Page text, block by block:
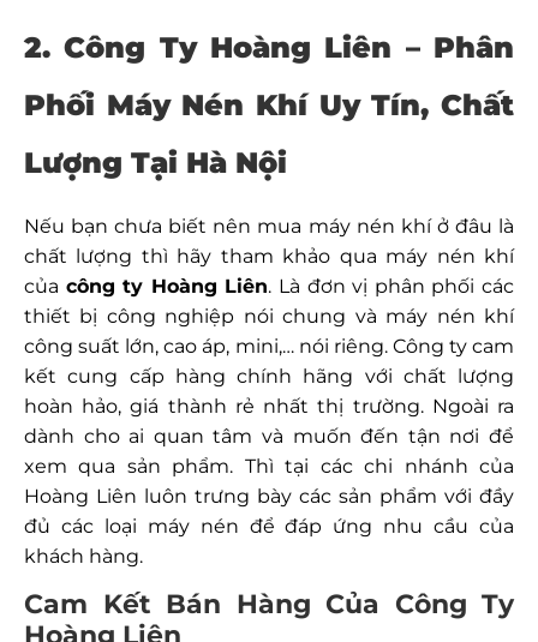
2. Công Ty Hoàng Liên – Phân
Phối Máy Nén Khí Uy Tín, Chất
Lượng Tại Hà Nội
Nếu bạn chưa biết nên mua máy nén khí ở đâu là
chất lượng thì hãy tham khảo qua máy nén khí
của công ty Hoàng Liên. Là đơn vị phân phối các
thiết bị công nghiệp nói chung và máy nén khí
công suất lớn, cao áp, mini,… nói riêng. Công ty cam
kết cung cấp hàng chính hãng với chất lượng
hoàn hảo, giá thành rẻ nhất thị trường. Ngoài ra
dành cho ai quan tâm và muốn đến tận nơi để
xem qua sản phẩm. Thì tại các chi nhánh của
Hoàng Liên luôn trưng bày các sản phẩm với đầy
đủ các loại máy nén để đáp ứng nhu cầu của
khách hàng.
Cam Kết Bán Hàng Của Công Ty
Hoàng Liên